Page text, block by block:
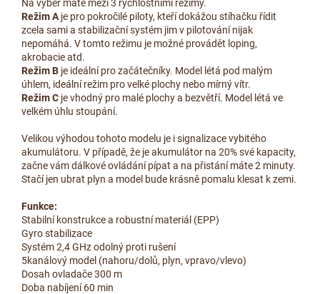
Na výběr máte mezi 3 rychlostními režimy.
Režim A je pro pokročilé piloty, kteří dokážou stíhačku řídit
zcela sami a stabilizační systém jim v pilotování nijak
nepomáhá. V tomto režimu je možné provádět loping,
akrobacie atd.
Režim B je ideální pro začátečníky. Model létá pod malým
úhlem, ideální režim pro velké plochy nebo mírný vítr.
Režim C je vhodný pro malé plochy a bezvětří. Model létá ve
velkém úhlu stoupání.
Velikou výhodou tohoto modelu je i signalizace vybitého
akumulátoru. V případě, že je akumulátor na 20% své kapacity,
začne vám dálkové ovládání pípat a na přistání máte 2 minuty.
Stačí jen ubrat plyn a model bude krásně pomalu klesat k zemi.
Funkce:
Stabilní konstrukce a robustní materiál (EPP)
Gyro stabilizace
Systém 2,4 GHz odolný proti rušení
5kanálový model (nahoru/dolů, plyn, vpravo/vlevo)
Dosah ovladače 300 m
Doba nabíjení 60 min